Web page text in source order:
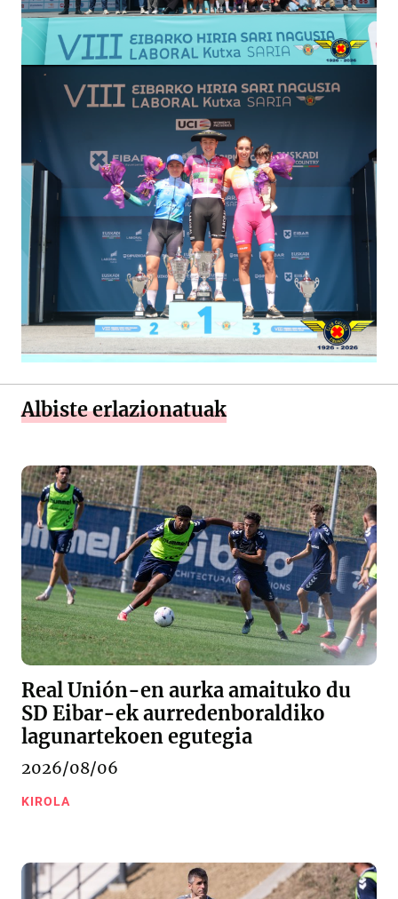
Albiste erlazionatuak
Real Unión-en aurka amaituko du
SD Eibar-ek aurredenboraldiko
lagunartekoen egutegia
2026/08/06
KIROLA